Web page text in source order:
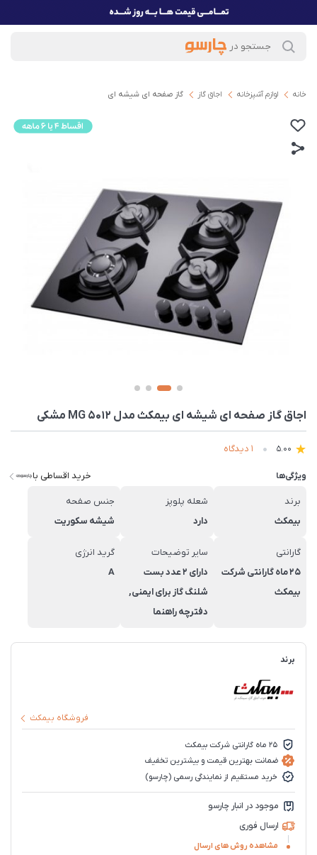
خانه لوازم آشپزخانه اجاق گاز گاز صفحه ای شیشه ای
اجاق گاز صفحه ای شیشه ای بیمکث مدل MG 5012 مشکی
5.00 1 دیدگاه
ویژگی‌ها خرید اقساطی با
برند
بیمکث
شعله پلوپز
دارد
جنس صفحه
شیشه سکوریت
گارانتی
25 ماه گارانتی شرکت
بیمکث
سایر توضیحات
دارای 2 عدد بست
شلنگ گاز برای ایمنی,
دفترچه راهنما
گرید انرژی
A
برند
فروشگاه بیمکث
25 ماه گارانتی شرکت بیمکث
ضمانت بهترین قیمت و بیشترین تخفیف
خرید مستقیم از نمایندگی رسمی (چارسو)
موجود در انبار چارسو
ارسال فوری
مشاهده روش های ارسال